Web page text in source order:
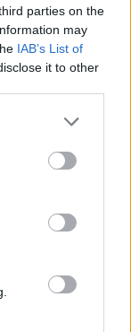
parties on the
may
IAB’s List of
it to other